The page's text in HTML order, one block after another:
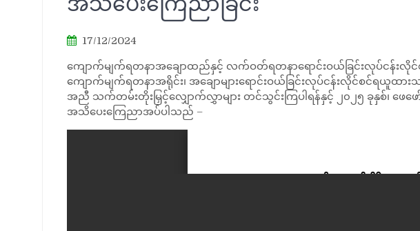
17/12/2024
ကျောက်မျက်ရတနာအချောထည်နှင့် လက်ဝတ်ရတနာရောင်းဝယ်ခြင်းလုပ်ငန်းလိုင်
ကျောက်မျက်ရတနာအရိုင်း၊ အချောများရောင်းဝယ်ခြင်းလုပ်ငန်းလိုင်စင်ရ
အညီ သက်တမ်းတိုးမြှင့်လျှောက်လွှာများ တင်သွင်းကြပါရန်နှင့် ၂၀၂၅ ခုနှစ်၊ ဖေ
အသိပေးကြေညာအပ်ပါသည် –